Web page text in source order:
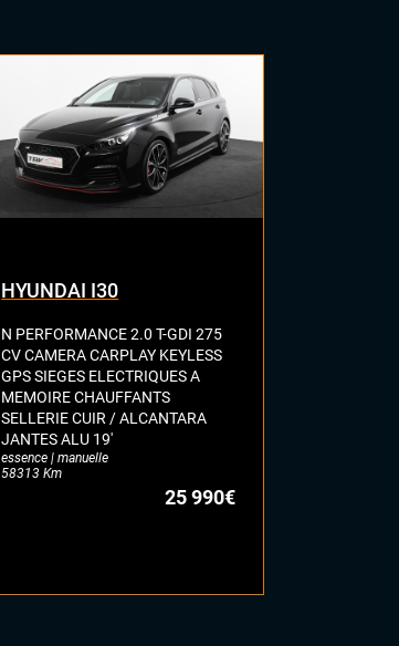
Vitres électriques
Volant méplat
HYUNDAI I30
N PERFORMANCE 2.0 T-GDI 275
CV CAMERA CARPLAY KEYLESS
GPS SIEGES ELECTRIQUES A
MEMOIRE CHAUFFANTS
SELLERIE CUIR / ALCANTARA
JANTES ALU 19'
essence | manuelle
58313 Km
25 990€